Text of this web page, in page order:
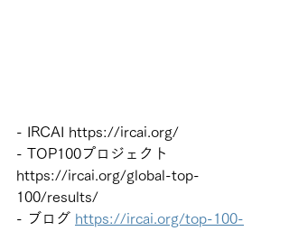
- IRCAI https://ircai.org/
- TOP100プロジェクト
https://ircai.org/global-top-
100/results/
- ブログ https://ircai.org/top-100-